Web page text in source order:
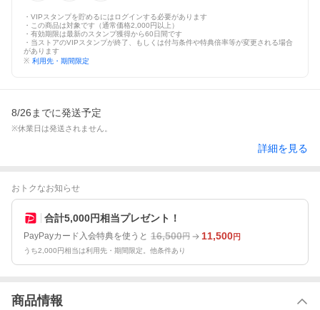
・VIPスタンプを貯めるにはログインする必要があります
・この商品は対象です（通常価格2,000円以上）
・有効期限は最新のスタンプ獲得から60日間です
・当ストアのVIPスタンプが終了、もしくは付与条件や特典倍率等が変更される場合
があります
※ 利用先・期間限定
8/26までに発送予定
※休業日は発送されません。
詳細を見る
おトクなお知らせ
合計5,000円相当プレゼント！
PayPayカード入会特典を使うと 16,500円 11,500円
うち2,000円相当は利用先・期間限定。他条件あり
商品情報